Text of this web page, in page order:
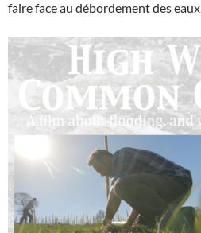
faire face au débordement des eaux.